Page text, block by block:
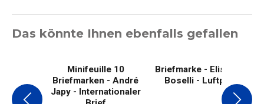
Das könnte Ihnen ebenfalls gefallen
Minifeuille 10
Briefmarken - André
Japy - Internationaler
Briefmarke - Elisabeth
Boselli - Luftpost